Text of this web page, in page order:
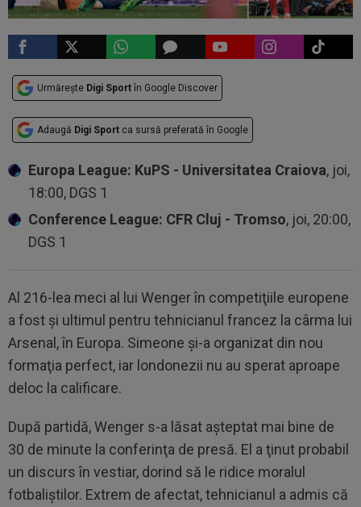
Urmărește Digi Sport în Google Discover
Adaugă Digi Sport ca sursă preferată în Google
Europa League: KuPS - Universitatea Craiova, joi,
18:00, DGS 1
Conference League: CFR Cluj - Tromso, joi, 20:00,
DGS 1
Al 216-lea meci al lui Wenger în competiţiile europene
a fost şi ultimul pentru tehnicianul francez la cârma lui
Arsenal, în Europa. Simeone şi-a organizat din nou
formaţia perfect, iar londonezii nu au sperat aproape
deloc la calificare.
După partidă, Wenger s-a lăsat aşteptat mai bine de
30 de minute la conferinţa de presă. El a ţinut probabil
un discurs în vestiar, dorind să le ridice moralul
fotbaliştilor. Extrem de afectat, tehnicianul a admis că